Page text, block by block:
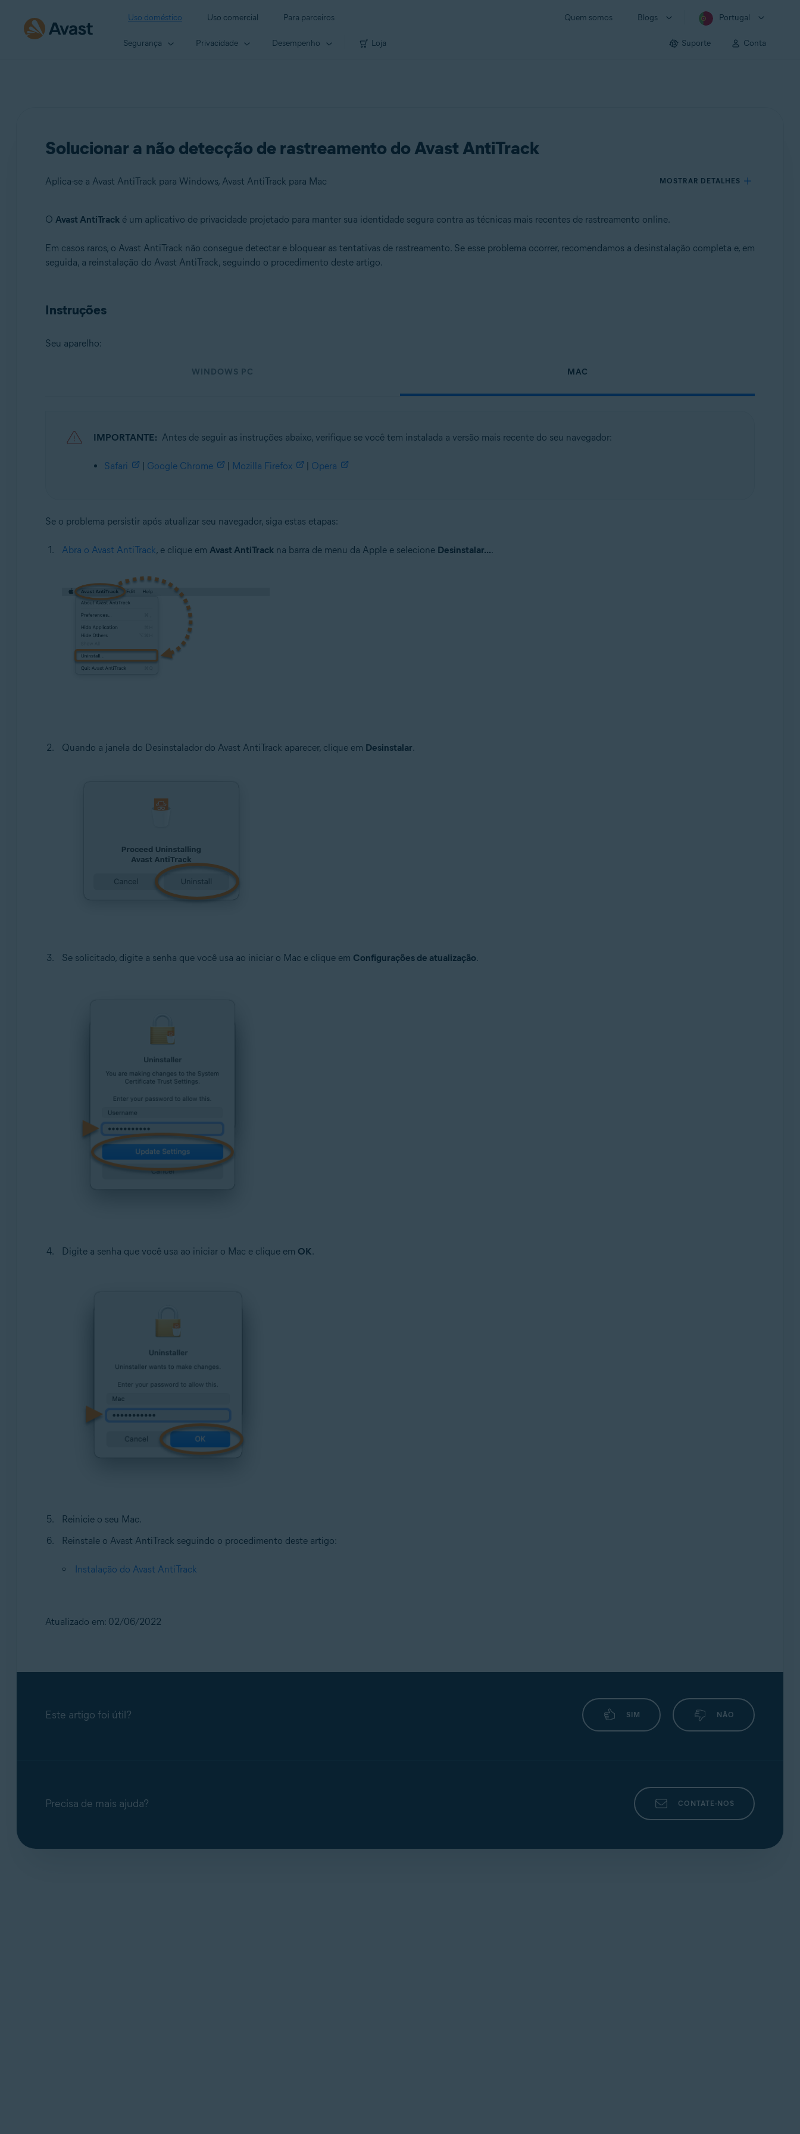
Uso doméstico Uso comercial Para parceiros Quem somos Blogs Portugal
Segurança Privacidade Desempenho Loja Suporte Conta
Solucionar a não detecção de rastreamento do Avast AntiTrack
Aplica-se a Avast AntiTrack para Windows, Avast AntiTrack para Mac MOSTRAR DETALHES
Avast AntiTrack para Windows 3.x
Avast AntiTrack para Mac 1.x
Microsoft Windows 11 Home / Pro / Enterprise / Education
Microsoft Windows 8 / Pro / Enterprise - 32 / 64-bit
Apple macOS 10.14.x (Mojave)
Apple macOS 10.12.x (Sierra)
O Avast AntiTracké um aplicativo de privacidade projetado para manter sua identidade segura contra as técnicas mais recentes de rastreamento online.
Em casos raros, o Avast AntiTrack não consegue detectar e bloquear as tentativas de rastreamento. Se esse problema ocorrer, recomendamos a desinstalação completa e, em
seguida, a reinstalação do Avast AntiTrack, seguindo o procedimento deste artigo.
Instruções
Seu aparelho:
WINDOWS PC MAC
IMPORTANTE: Antes de seguir as instruções abaixo, verifique se você tem instalada a versão mais recente do seu navegador:
Safari | Google Chrome | Mozilla Firefox | Opera
Se o problema persistir após atualizar seu navegador, siga estas etapas:
Abra o Avast AntiTrack, e clique em Avast AntiTrackna barra de menu da Apple e selecione Desinstalar....
Quando a janela do Desinstalador do Avast AntiTrack aparecer, clique em Desinstalar.
Se solicitado, digite a senha que você usa ao iniciar o Mac e clique em Configurações de atualização.
Digite a senha que você usa ao iniciar o Mac e clique em OK.
Reinicie o seu Mac.
Reinstale o Avast AntiTrack seguindo o procedimento deste artigo:
Instalação do Avast AntiTrack
Atualizado em: 02/06/2022
Este artigo foi útil? SIM NÃO
Precisa de mais ajuda? CONTATE-NOS